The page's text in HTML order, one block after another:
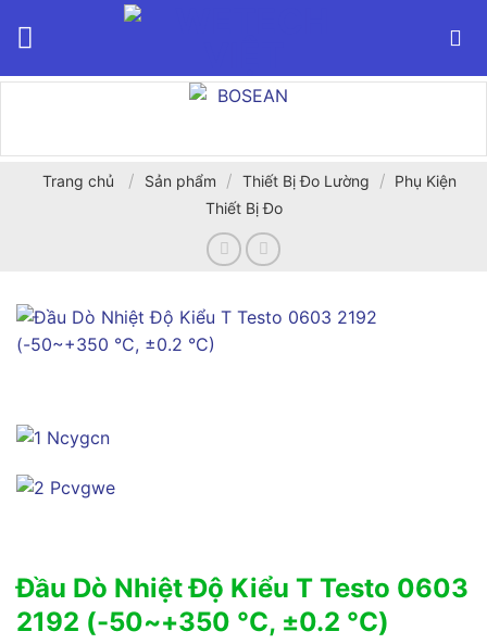
Trang chủ / Sản phẩm / Thiết Bị Đo Lường / Phụ Kiện
Thiết Bị Đo
Đầu Dò Nhiệt Độ Kiểu T Testo 0603
2192 (-50~+350 °C, ±0.2 °C)